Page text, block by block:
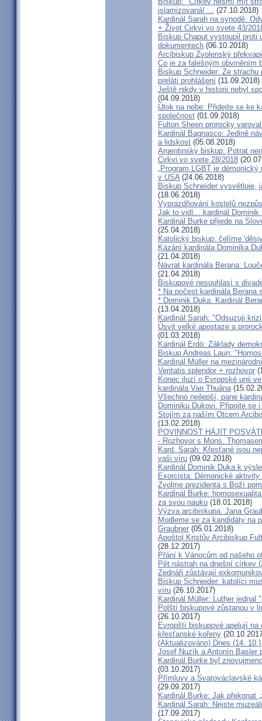
islamizovaná! ... (27.10.2018)
Kardinál Sarah na synodě:
+ Život Cirkvi vo svete 43/
Biskup Chaput vystoupil
dokumentech (06.10.2018)
Arcibiskup Zvolenský
Co je za falešným obviněním
Biskup Schneider: Ze
preláti prohlášení (11.09.2018)
Ještě nikdy v historii nebyl
(04.09.2018)
Útok na nebe: Přidejte se ke
společnost (01.09.2018)
Fulton Sheen prorocky
Kardinál Bagnasco: Jedině
a lidskost (05.08.2018)
Argentinský biskup:,Potrat
Cirkvi vo svete 28/2018
„Program LGBT je
v USA(24.06.2018)
Biskup Schneider vysvětluje,
(18.06.2018)
Vyprazdňování kostelů
Jak to vidí... kardinál Dominik
Kardinál Burke přijede na
(25.04.2018)
Katolický biskup: čelíme
Kázání kardinála Dominika
(21.04.2018)
Návrat kardinála Berana:
(21.04.2018)
Biskupové nesouhlasí s
* Na počest kardinála
* Dominik Duka: Kardinál
(13.04.2018)
Kardinál Sarah: "Odsuzuji
Úsvit velké apostaze a
(01.03.2018)
Kardinál Erdö: Základy
Biskup Andreas Laun:
Kardinál Müller na
Veritatis splendor + rozhovor
Konec iluzí o Evropské unii
kardinála Van Thuâna
Všechno nejlepší, pane
Dominiku Dukovi. Připojte se
Stojím za naším Otcem
(13.02.2018)
POVINNOST HÁJIT
- Rozhovor s Mons.
Kard. Sarah: Křesťané jsou
vaši víru (09.02.2018)
Kardinál Dominik Duka k
Exorcista: Démonické
Zvolme prezidenta s Boží
Kardinál Burke:
za svou nauku (18.01.2018)
Výzva arcibiskupa. Jana
Modleme se za kandidáty na
Graubner (05.01.2018)
Apoštol Kristův Arcibiskup
(28.12.2017)
Přání k Vánocům od našeho
Pět nástrah na dnešní církev
Zednáři zůstávají
Biskup Schneider: katolíci
víru (26.10.2017)
Kardinál Müller: Luther jednal
Polští biskupové zůstanou v
(26.10.2017)
Evropští biskupové apelují
křesťanské kořeny
(Aktualizováno) Dnes (14.
Josef Nuzík a Antonín Basler
Kardinál Burke byl
(03.10.2017)
Přímluvy a Svatováclavské
(29.09.2017)
Kardinál Burke: Jak překonat
Kardinál Sarah: Nejste
(17.09.2017)